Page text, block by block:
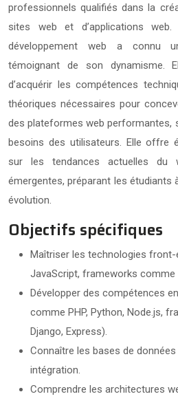
professionnels qualifiés dans la
sites web et d’applications
développement web a connu
témoignant de son dynamisme.
d’acquérir les compétences
théoriques nécessaires pour
des plateformes web performantes,
besoins des utilisateurs. Elle offre
sur les tendances actuelles du
émergentes, préparant les étudiants
évolution.
Objectifs spécifiques
Maîtriser les technologies front-
JavaScript, frameworks comme
Développer des compétences
comme PHP, Python, Node.js,
Django, Express).
Connaître les bases de données
intégration.
Comprendre les architectures